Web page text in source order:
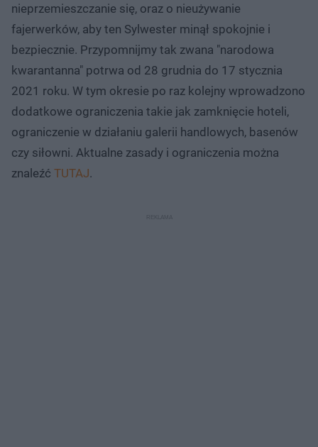
nieprzemieszczanie się, oraz o nieużywanie
fajerwerków, aby ten Sylwester minął spokojnie i
bezpiecznie. Przypomnijmy tak zwana "narodowa
kwarantanna" potrwa od 28 grudnia do 17 stycznia
2021 roku. W tym okresie po raz kolejny wprowadzono
dodatkowe ograniczenia takie jak zamknięcie hoteli,
ograniczenie w działaniu galerii handlowych, basenów
czy siłowni. Aktualne zasady i ograniczenia można
znaleźć TUTAJ.